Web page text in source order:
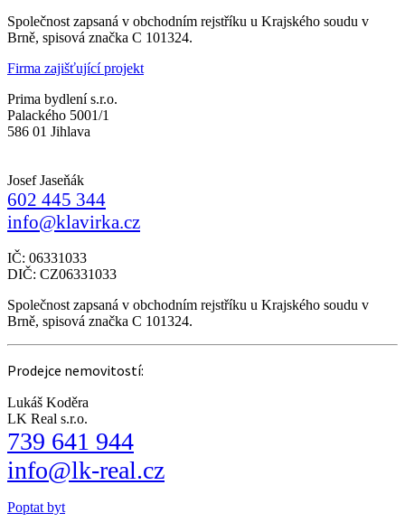
Společnost zapsaná v obchodním rejstříku u Krajského soudu v
Brně, spisová značka C 101324.
Firma zajišťující projekt
Prima bydlení s.r.o.
Palackého 5001/1
586 01 Jihlava
Josef Jaseňák
602 445 344
info@klavirka.cz
IČ: 06331033
DIČ: CZ06331033
Společnost zapsaná v obchodním rejstříku u Krajského soudu v
Brně, spisová značka C 101324.
Prodejce nemovitostí:
Lukáš Koděra
LK Real s.r.o.
739 641 944
info@lk-real.cz
Poptat byt